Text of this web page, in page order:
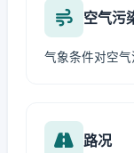
空气污
气象条件对空气
路况